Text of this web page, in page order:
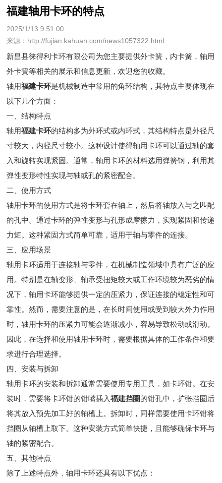
福建轴用卡环的特点
2025/1/13 9:51:00
来源：http://fujian.kahuan.com/news1057322.html
新昌县徕得利卡环有限公司为您主要提供外卡簧 ，内卡簧，轴用
外卡簧等相关的展示和信息更新，欢迎您的收藏。
轴用福建卡环是机械制造中常用的角环结构，其特点主要体现在
以下几个方面：
一、结构特点
轴用福建卡环的结构多为外环式或内环式，其结构特点是外径尺
寸较大，内径尺寸较小。这种设计使得轴用卡环可以通过轴的套
入和旋转实现紧固。通常，轴用卡环的材料选用弹簧钢，利用其
弹性变形特性实现与轴或孔的紧密配合。
二、使用方式
轴用卡环的使用方式是将卡环套在轴上，然后将轴放入与之匹配
的孔中。通过卡环的弹性变形与孔形成摩擦力，实现紧固和传递
力矩。这种紧固方式简单可靠，适用于轴与零件的连接。
三、应用场景
轴用卡环适用于连接轴与零件，在机械制造领域中具有广泛的应
用。特别是在轴变形、轴承受扭矩较大或工作环境较为恶劣的情
况下，轴用卡环能够提供一定的压紧力，保证连接的稳定性和可
靠性。然而，需要注意的是，在长时间使用或受到较大外力作用
时，轴用卡环的压紧力可能会逐渐减小，容易导致松动或滑动。
因此，在选择和使用轴用卡环时，需要根据具体的工作条件和要
求进行合理选择。
四、安装与拆卸
轴用卡环的安装和拆卸通常需要使用专用工具，如卡环钳。在安
装时，需要将卡环钳的钳嘴插入福建挡圈的钳孔中，扩张挡圈后
将其放入预先加工好的轴槽上。拆卸时，同样需要使用卡环钳将
挡圈从轴槽上取下。这种安装方式简单快捷，且能够确保卡环与
轴的紧密配合。
五、其他特点
除了上述特点外，轴用卡环还具有以下优点：